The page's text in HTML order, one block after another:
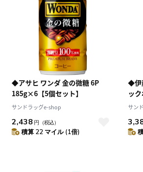
水 木 金 土
1 2
3
7 8 9
10
15 16
17
21 22 23
24
28 29 30 31
◆アサヒ ワンダ 金の微糖 6P
185g×6【5個セット】
サンドラッグe-shop
2,438 円 （税込）
積算 22 マイル (1倍)
◆伊
ッ
ト】
サン